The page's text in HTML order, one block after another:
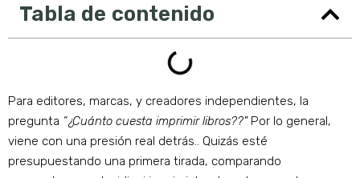
Tabla de contenido
Para editores, marcas, y creadores independientes, la
pregunta “¿Cuánto cuesta imprimir libros??"Por lo general,
viene con una presión real detrás.. Quizás esté
presupuestando una primera tirada, comparando